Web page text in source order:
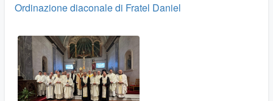
Ordinazione diaconale di Fratel Daniel